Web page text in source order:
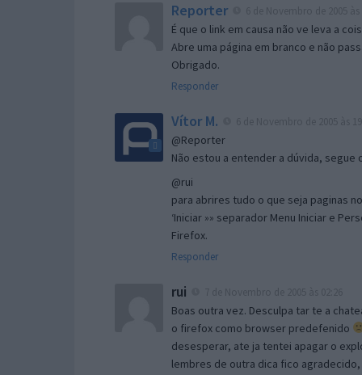
Reporter
É que o link em causa não ve leva a
Abre uma página em branco e não
Obrigado.
Responder
Vítor M.
@Reporter
Não estou a entender a dúvida,
@rui
para abrires tudo o que seja paginas
‘Iniciar »» separador Menu Iniciar e
Firefox.
Responder
rui
Boas outra vez. Desculpa tar te a
o firefox como browser predefenido
desesperar, ate ja tentei apagar o
lembres de outra dica fico